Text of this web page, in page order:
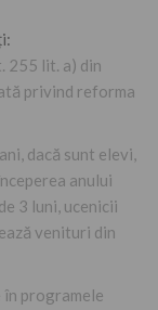
255 lit. a) din
privind reforma
dacă sunt elevi,
anului
3 luni, ucenicii
venituri din
programele